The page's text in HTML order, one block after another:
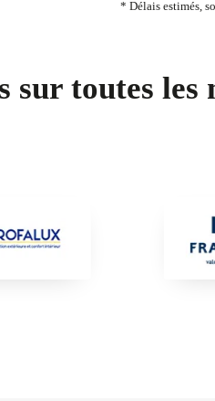
* Délais estimés,
sur toutes les